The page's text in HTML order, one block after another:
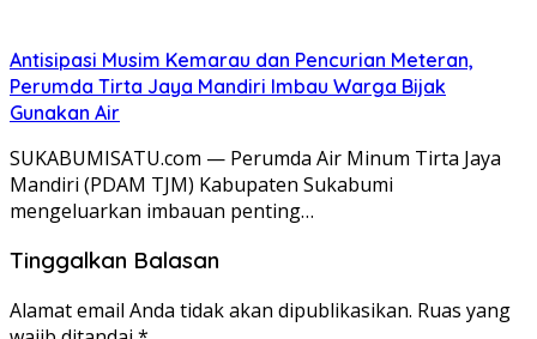
Antisipasi Musim Kemarau dan Pencurian Meteran,
Perumda Tirta Jaya Mandiri Imbau Warga Bijak
Gunakan Air
SUKABUMISATU.com — Perumda Air Minum Tirta Jaya
Mandiri (PDAM TJM) Kabupaten Sukabumi
mengeluarkan imbauan penting…
Tinggalkan Balasan
Alamat email Anda tidak akan dipublikasikan. Ruas yang